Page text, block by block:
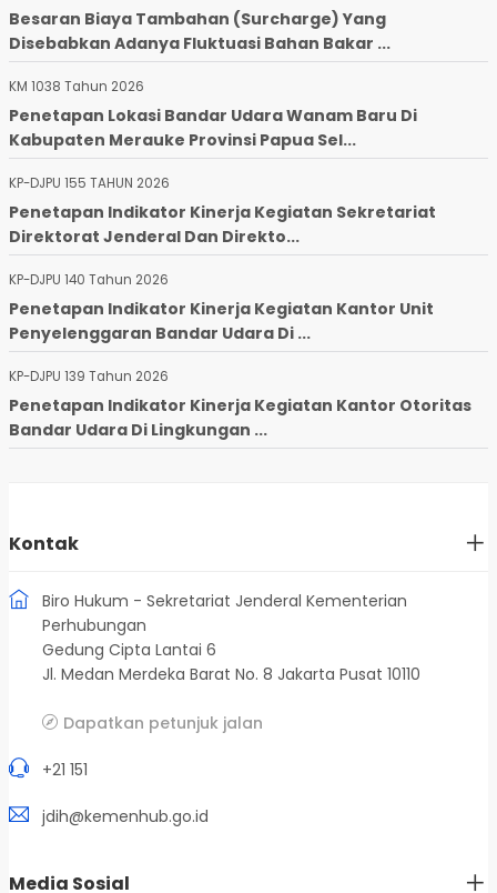
Besaran Biaya Tambahan (Surcharge) Yang
Disebabkan Adanya Fluktuasi Bahan Bakar ...
KM 1038 Tahun 2026
Penetapan Lokasi Bandar Udara Wanam Baru Di
Kabupaten Merauke Provinsi Papua Sel...
KP-DJPU 155 TAHUN 2026
Penetapan Indikator Kinerja Kegiatan Sekretariat
Direktorat Jenderal Dan Direkto...
KP-DJPU 140 Tahun 2026
Penetapan Indikator Kinerja Kegiatan Kantor Unit
Penyelenggaran Bandar Udara Di ...
KP-DJPU 139 Tahun 2026
Penetapan Indikator Kinerja Kegiatan Kantor Otoritas
Bandar Udara Di Lingkungan ...
Kontak
Biro Hukum - Sekretariat Jenderal Kementerian
Perhubungan
Gedung Cipta Lantai 6
Jl. Medan Merdeka Barat No. 8 Jakarta Pusat 10110
Dapatkan petunjuk jalan
+21 151
jdih@kemenhub.go.id
Media Sosial